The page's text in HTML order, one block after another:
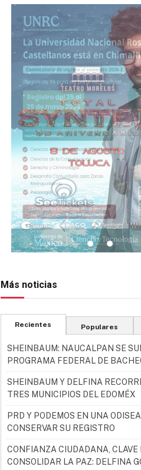
Más noticias
Recientes Populares
SHEINBAUM: NAUCALPAN SE
PROGRAMA FEDERAL DE
SHEINBAUM Y DELFINA
TRES MUNICIPIOS DEL EDOMÉX
PRD Y PODEMOS EN UNA
CONSERVAR SU REGISTRO
CONFIANZA CIUDADANA, CLAVE
CONSOLIDAR LA PAZ: DELFINA